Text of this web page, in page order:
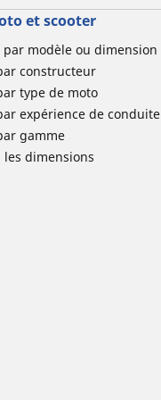
et scooter
par modèle ou dimension
constructeur
type de moto
expérience de conduite
gamme
les dimensions